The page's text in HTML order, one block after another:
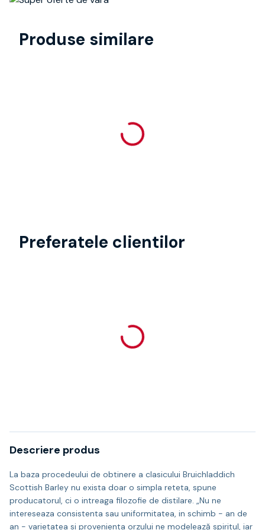
Produse similare
Preferatele clientilor
Descriere produs
La baza procedeului de obtinere a clasicului Bruichladdich
Scottish Barley nu exista doar o simpla reteta, spune
producatorul, ci o intreaga filozofie de distilare. „Nu ne
intereseaza consistenta sau uniformitatea, in schimb - an de
an - varietatea si provenienta orzului ne modelează spiritul, iar